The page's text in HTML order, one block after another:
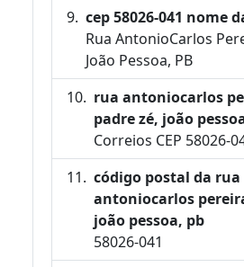
cep 58026-041 nome
Rua AntonioCarlos
João Pessoa, PB
rua antoniocarlos
padre zé, joão
Correios CEP 58026-
código postal da rua
antoniocarlos
joão pessoa, pb
58026-041